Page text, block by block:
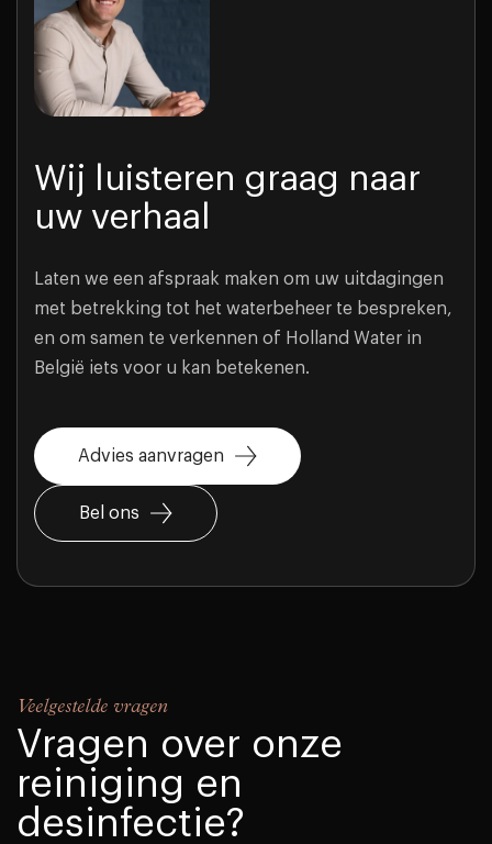
Wij luisteren graag naar
uw verhaal
Laten we een afspraak maken om uw uitdagingen
met betrekking tot het waterbeheer te bespreken,
en om samen te verkennen of Holland Water in
België iets voor u kan betekenen.
Advies aanvragen
Bel ons
Veelgestelde vragen
Vragen over onze
reiniging en
desinfectie?